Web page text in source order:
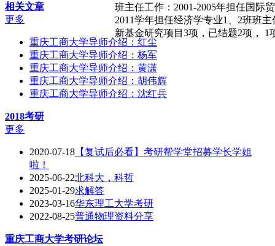
班主任工作：2001-2005年担任国际
2011学年担任经济学专业1、2班班
新基金研究项目3项，已结题2项， 1
相关文章
更多
重庆工商大学导师介绍：红尘
重庆工商大学导师介绍：杨军
重庆工商大学导师介绍：黄潇
重庆工商大学导师介绍：胡伟辉
重庆工商大学导师介绍：沈红兵
2018考研
更多
2020-07-18 【复试后必看】考研帮学堂招募学长学姐
啦！
2025-06-22北科大，科哲
2025-01-29求解答
2023-03-16华东理工大学考研
2022-08-25普通物理资料分享
重庆工商大学考研论坛